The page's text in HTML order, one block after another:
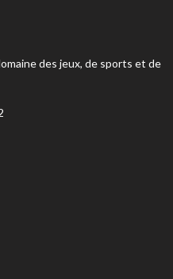
des jeux, de sports et de